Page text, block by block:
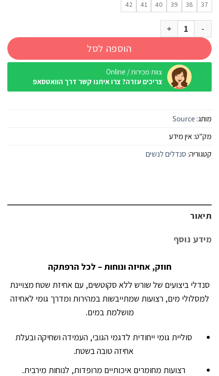
37
38
39
40
41
42
כמות של סנדל שורש Source גובי אקסטרים סגול עמוק נשים
הוספה לסל
צוות מכירות / Online
צריכים עזרה? צרו איתנו קשר דרך הוואטסאפ
מותג: Source
מק"ט:אין מידע
קטגוריה: סנדלים לנשים
תיאור
מידע נוסף
חוזק, אחיזה ונוחות – לכל הרפתקה
סנדלי ביצועים של שורש ללא סקוטשים, עם אחיזת שטח מצויינת
למסלולי מים, רצועות שמתייבשות במהירות ומדרך גומי לאחיזה
מושלמת במים.
סוליית גומי ייחודית לדגמי הגובי, העמידה ושחיקה ובעלת
אחיזה טובה בשטח.
רצועות מחומרים איכותיים מרופדות, לנוחות מירבית.